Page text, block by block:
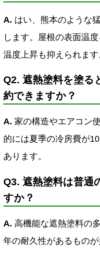
A. はい、熊本のような
します。屋根の表面温
温度上昇も抑えられます
Q2. 遮熱塗料を塗る
約できますか？
A. 家の構造やエアコン
的には夏季の冷房費が
あります。
Q3. 遮熱塗料は普通
すか？
A. 高機能な遮熱塗料の
年の耐久性があるもの